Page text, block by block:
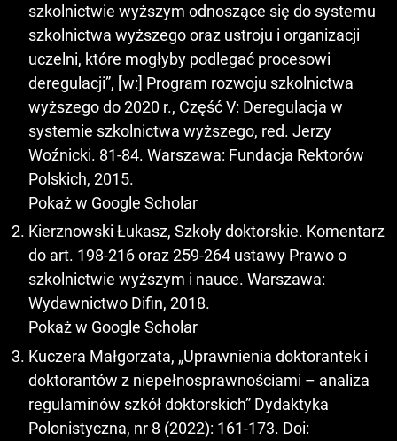
szkolnictwie wyższym odnoszące się do systemu
szkolnictwa wyższego oraz ustroju i organizacji
uczelni, które mogłyby podlegać procesowi
deregulacji”, [w:] Program rozwoju szkolnictwa
wyższego do 2020 r., Część V: Deregulacja w
systemie szkolnictwa wyższego, red. Jerzy
Woźnicki. 81-84. Warszawa: Fundacja Rektorów
Polskich, 2015.
Pokaż w Google Scholar
Kierznowski Łukasz, Szkoły doktorskie. Komentarz
do art. 198-216 oraz 259-264 ustawy Prawo o
szkolnictwie wyższym i nauce. Warszawa:
Wydawnictwo Difin, 2018.
Pokaż w Google Scholar
Kuczera Małgorzata, „Uprawnienia doktorantek i
doktorantów z niepełnosprawnościami – analiza
regulaminów szkół doktorskich” Dydaktyka
Polonistyczna, nr 8 (2022): 161-173. Doi: